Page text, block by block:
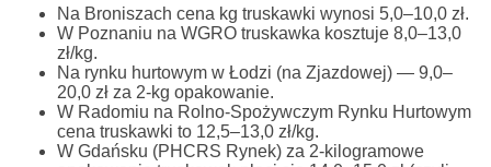
Na Broniszach cena kg truskawki wynosi 5,0–10,0 zł.
W Poznaniu na WGRO truskawka kosztuje 8,0–13,0
zł/kg.
Na rynku hurtowym w Łodzi (na Zjazdowej) — 9,0–
20,0 zł za 2-kg opakowanie.
W Radomiu na Rolno-Spożywczym Rynku Hurtowym
cena truskawki to 12,5–13,0 zł/kg.
W Gdańsku (PHCRS Rynek) za 2-kilogramowe